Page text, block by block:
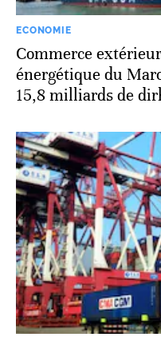
ECONOMIE
Commerce
énergétique du
15,8 milliards de